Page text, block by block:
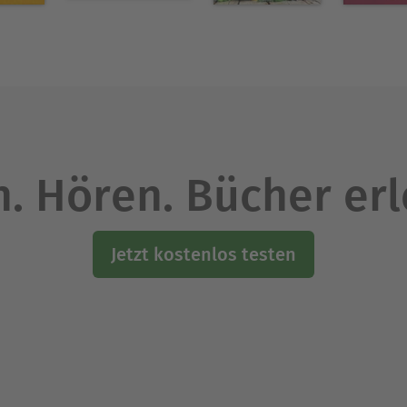
Hören. Bücher
Jetzt kostenlos testen